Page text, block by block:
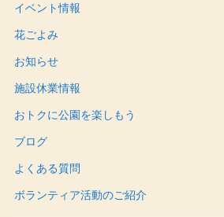
イベント情報
花ごよみ
お知らせ
施設休業情報
おトクに公園を楽しもう
ブログ
よくある質問
ボランティア活動のご紹介